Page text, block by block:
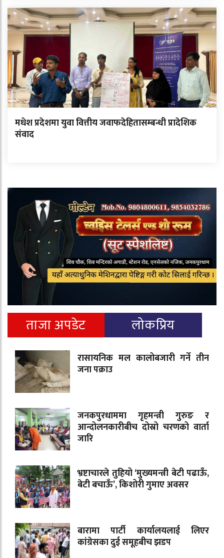
मधेश प्रदेशमा युवा वित्तीय जवाफदेहितासम्बन्धी प्रादेशिक
संवाद
ताजा अपडेट लोकप्रिय
रासायनिक मल कालोबजारी गर्ने तीन
जना पक्राउ
जनकपुरधाममा गृहमन्त्री गुरुङ र
आन्दोलनकारीबीच दोस्रो चरणको वार्ता
जारि
भ्रष्टाचारले तुहियो ‘मुख्यमन्त्री बेटी पढाऊँ,
बेटी बचाऊँ’, किशोरी गुमाए अवसर
बारामा पार्टी कार्यालयलाई लिएर
कांग्रेसका दुई समूहबीच झडप